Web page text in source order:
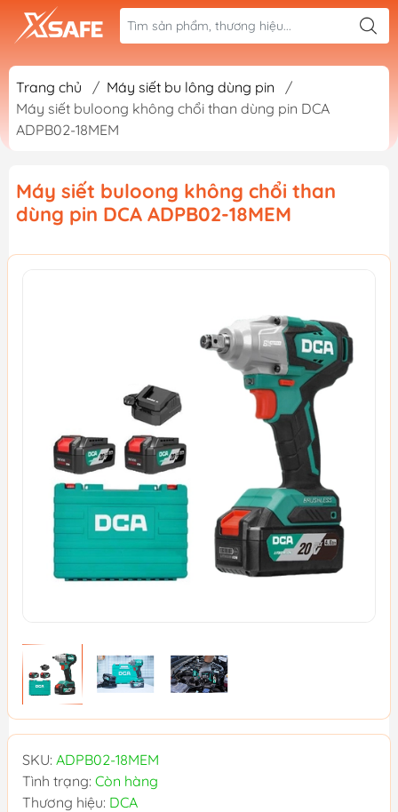
Trang chủ / Máy siết bu lông dùng pin
/
Máy siết buloong không chổi than dùng pin DCA
ADPB02-18MEM
Máy siết buloong không chổi than
dùng pin DCA ADPB02-18MEM
SKU: ADPB02-18MEM
Tình trạng: Còn hàng
Thương hiệu: DCA